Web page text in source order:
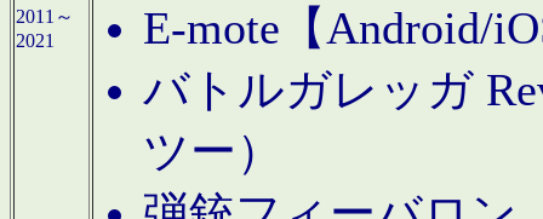
2011～
2021
E-mote【Android/
バトルガレッガ
ツー）